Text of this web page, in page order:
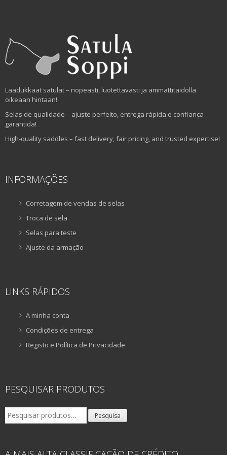
Laadukkaat satulat – nopeasti, luotettavasti ja ammattitaidolla
oikeaan hintaan!
Selas de qualidade – ajuste perfeito, entrega rápida e confiança
garantida!
High-quality saddles – fast delivery, fair pricing, and trusted expertise!
INFORMAÇÕES
Corretagem de vendas de selas
Troca de sela
Selas para teste
Ajuste da armação
LINKS RÁPIDOS
A minha conta
Condições de entrega
Registo e Política de Privacidade
PESQUISAR PRODUTOS
Pesquisar
por:
Pesquisa